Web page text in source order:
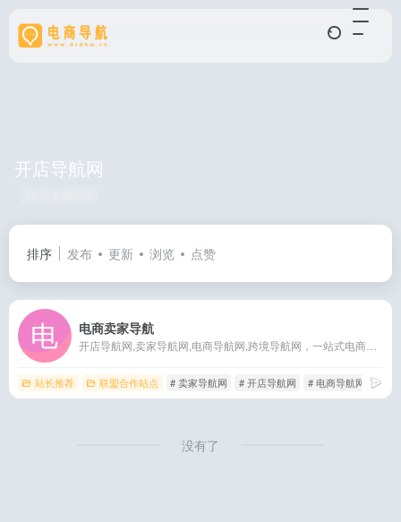
开店导航网
排序 发布 更新 浏览 点赞
电商卖家导航
站长推荐 联盟合作站点 # 卖家导航网 # 开店导航网 # 电商导航网
没有了